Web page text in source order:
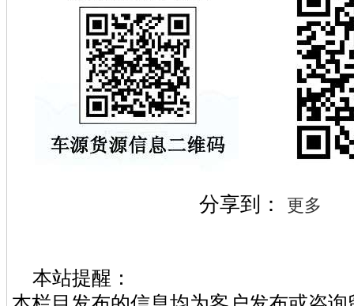
分享到： 更多
本站提醒：